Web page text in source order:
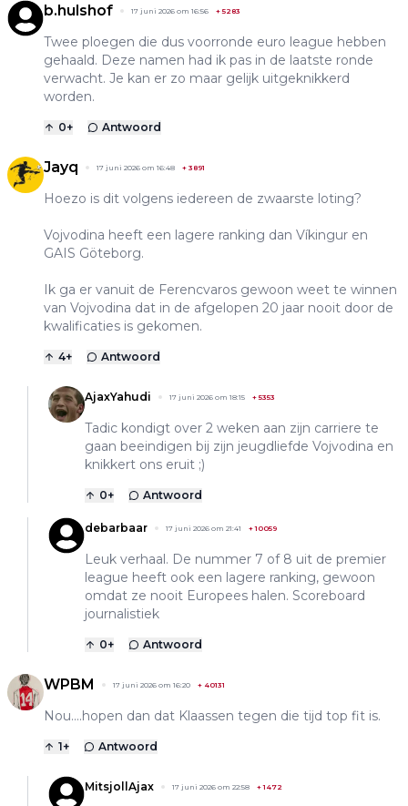
b.hulshof 17 juni 2026 om 16:56 + 5283
Twee ploegen die dus voorronde euro league hebben
gehaald. Deze namen had ik pas in de laatste ronde
verwacht. Je kan er zo maar gelijk uitgeknikkerd
worden.
0+ Antwoord
Jayq 17 juni 2026 om 16:48 + 3891
Hoezo is dit volgens iedereen de zwaarste loting?
Vojvodina heeft een lagere ranking dan Víkingur en
GAIS Göteborg.
Ik ga er vanuit de Ferencvaros gewoon weet te winnen
van Vojvodina dat in de afgelopen 20 jaar nooit door de
kwalificaties is gekomen.
4+ Antwoord
AjaxYahudi 17 juni 2026 om 18:15 + 5353
Tadic kondigt over 2 weken aan zijn carriere te
gaan beeindigen bij zijn jeugdliefde Vojvodina en
knikkert ons eruit ;)
0+ Antwoord
debarbaar 17 juni 2026 om 21:41 +10059
Leuk verhaal. De nummer 7 of 8 uit de premier
league heeft ook een lagere ranking, gewoon
omdat ze nooit Europees halen. Scoreboard
journalistiek
0+ Antwoord
WPBM 17 juni 2026 om 16:20 + 40131
Nou....hopen dan dat Klaassen tegen die tijd top fit is.
1+ Antwoord
MitsjollAjax 17 juni 2026 om 22:58 +1472